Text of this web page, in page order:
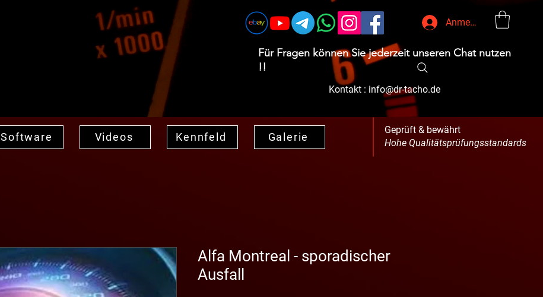
Anmelden
Für Fragen können Sie jederzeit unseren Chat nutzen
!!
Kontakt : info@dr-tacho.de
Software Videos Kennfeld Galerie
Geprüft & bewährt
Hohe Qualitätsprüfungsstandards
Alfa Montreal - sporadischer
Ausfall